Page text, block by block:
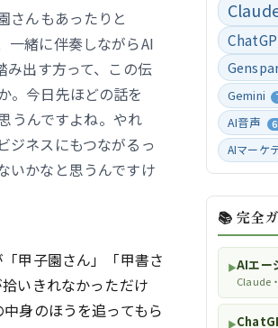
さんもあったりと
一緒に伴奏しながらAI
み出す方って、この伝
。今日先ほどの話を
うんですよね。やれ
ジネスにもつながるっ
いかなと思うんですけ
甲子園さん」「甲書さ
いきれなかっただけ
身のほうを追ってもら
Gemini
AI音声
AIマーケ
📚 完全
▶AIエー
Claude
▶